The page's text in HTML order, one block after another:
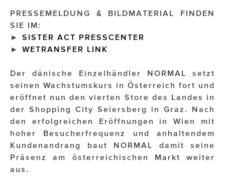
JOHANN STRAUSS – NEW DIMENSIONS
JUWELIER WAGNER
Magenta Telekom
Merz Aesthetics
NEVER AGE NUTRITION
PRESSEMELDUNG & BILDMATERIAL FINDEN
SIE IM:
► SISTER ACT PRESSCENTER
► WETRANSFER LINK
Der dänische Einzelhändler NORMAL setzt
seinen Wachstumskurs in Österreich fort und
eröffnet nun den vierten Store des Landes in
der Shopping City Seiersberg in Graz. Nach
den erfolgreichen Eröffnungen in Wien mit
hoher Besucherfrequenz und anhaltendem
Kundenandrang baut NORMAL damit seine
Präsenz am österreichischen Markt weiter
aus.